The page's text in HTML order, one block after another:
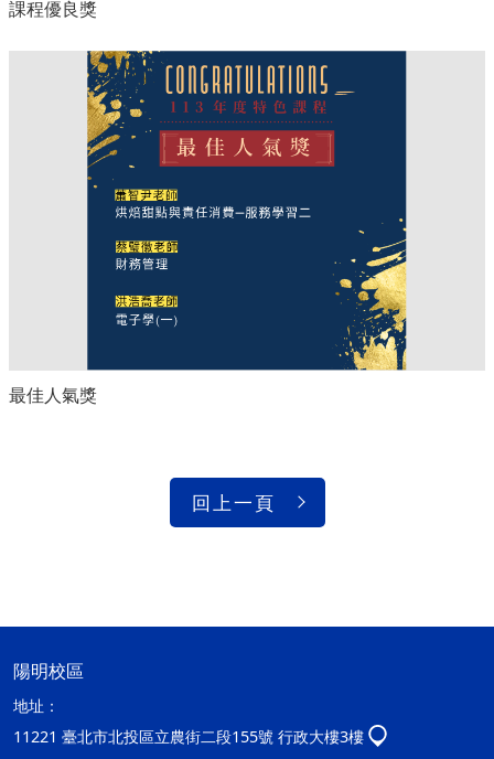
課程優良獎
最佳人氣獎
回上一頁
陽明校區
地址：
11221 臺北市北投區立農街二段155號 行政大樓3樓